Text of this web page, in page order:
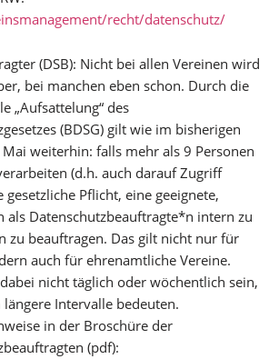
recht/datenschutz/
(DSB): Nicht bei allen Vereinen wird
bei manchen eben schon. Durch die
„Aufsattelung“ des
(BDSG) gilt wie im bisherigen
Mai weiterhin: falls mehr als 9 Personen
(d.h. auch darauf Zugriff
gesetzliche Pflicht, eine geeignete,
als Datenschutzbeauftragte*n intern zu
zu beauftragen. Das gilt nicht nur für
auch für ehrenamtliche Vereine.
nicht täglich oder wöchentlich sein,
Intervalle bedeuten.
in der Broschüre der
(pdf):